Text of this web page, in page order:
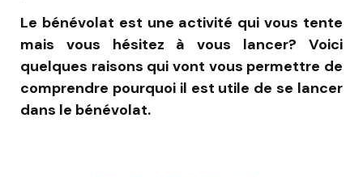
Le bénévolat est une activité qui vous tente
mais vous hésitez à vous lancer? Voici
quelques raisons qui vont vous permettre de
comprendre pourquoi il est utile de se lancer
dans le bénévolat.